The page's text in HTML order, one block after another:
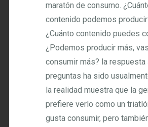
maratón de consumo.
contenido podemos
¿Cuánto contenido puedes
¿Podemos producir más,
consumir más? la respuesta
preguntas ha sido
la realidad muestra que la
prefiere verlo como un
gusta consumir, pero